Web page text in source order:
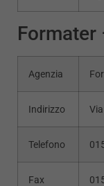
Formater
Agenzia
Indirizzo
Telefono
Fax